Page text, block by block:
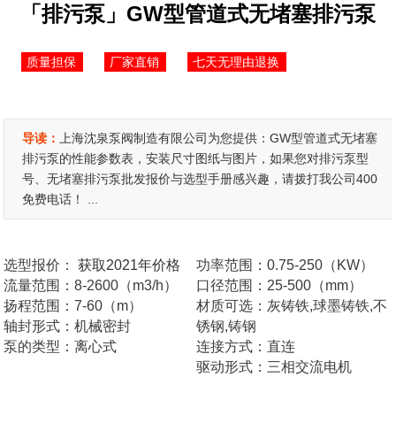
「排污泵」GW型管道式无堵塞排污泵
质量担保 厂家直销 七天无理由退换
导读：
上海沈泉泵阀制造有限公司为您提供：GW型管道式无堵塞
排污泵的性能参数表，安装尺寸图纸与图片，如果您对排污泵型
号、无堵塞排污泵批发报价与选型手册感兴趣，请拨打我公司400
免费电话！ ...
选型报价：
获取2021年价格
流量范围：8-2600（m3/h）
扬程范围：7-60（m）
轴封形式：机械密封
泵的类型：离心式
功率范围：0.75-250（KW）
口径范围：25-500（mm）
材质可选：灰铸铁,球墨铸铁,不
锈钢,铸钢
连接方式：直连
驱动形式：三相交流电机